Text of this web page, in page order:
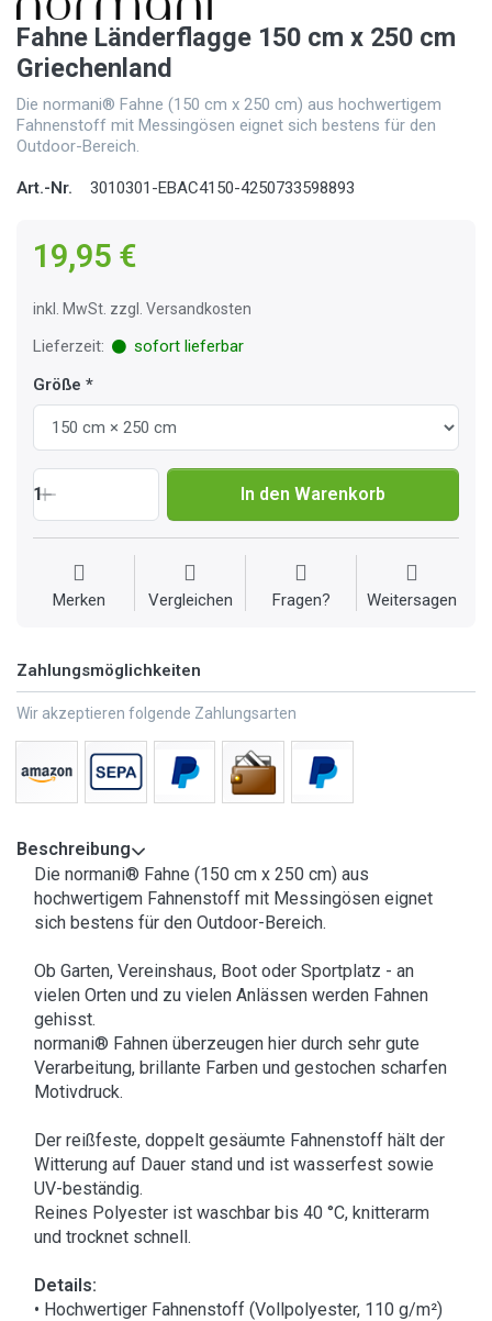
Fahne Länderflagge 150 cm x 250 cm
Griechenland
Die normani® Fahne (150 cm x 250 cm) aus hochwertigem
Fahnenstoff mit Messingösen eignet sich bestens für den
Outdoor-Bereich.
Art.-Nr. 3010301-EBAC4150-4250733598893
19,95 €
inkl. MwSt. zzgl. Versandkosten
Lieferzeit:
sofort lieferbar
Größe
1 In den Warenkorb
Merken Vergleichen Fragen? Weitersagen
Zahlungsmöglichkeiten
Wir akzeptieren folgende Zahlungsarten
Beschreibung
Die normani® Fahne (150 cm x 250 cm) aus
hochwertigem Fahnenstoff mit Messingösen eignet
sich bestens für den Outdoor-Bereich.
Ob Garten, Vereinshaus, Boot oder Sportplatz - an
vielen Orten und zu vielen Anlässen werden Fahnen
gehisst.
normani® Fahnen überzeugen hier durch sehr gute
Verarbeitung, brillante Farben und gestochen scharfen
Motivdruck.
Der reißfeste, doppelt gesäumte Fahnenstoff hält der
Witterung auf Dauer stand und ist wasserfest sowie
UV-beständig.
Reines Polyester ist waschbar bis 40 °C, knitterarm
und trocknet schnell.
Details:
• Hochwertiger Fahnenstoff (Vollpolyester, 110 g/m²)